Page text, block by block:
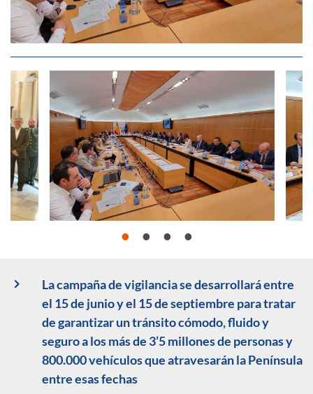
La campaña de vigilancia se desarrollará entre
el 15 de junio y el 15 de septiembre para tratar
de garantizar un tránsito cómodo, fluido y
seguro a los más de 3’5 millones de personas y
800.000 vehículos que atravesarán la Península
entre esas fechas